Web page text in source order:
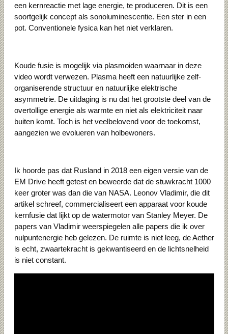
een kernreactie met lage energie, te produceren. Dit is een
soortgelijk concept als sonoluminescentie. Een ster in een
pot. Conventionele fysica kan het niet verklaren.
Koude fusie is mogelijk via plasmoiden waarnaar in deze
video wordt verwezen. Plasma heeft een natuurlijke zelf-
organiserende structuur en natuurlijke elektrische
asymmetrie. De uitdaging is nu dat het grootste deel van de
overtollige energie als warmte en niet als elektriciteit naar
buiten komt. Toch is het veelbelovend voor de toekomst,
aangezien we evolueren van holbewoners.
Ik hoorde pas dat Rusland in 2018 een eigen versie van de
EM Drive heeft getest en beweerde dat de stuwkracht 1000
keer groter was dan die van NASA. Leonov Vladimir, die dit
artikel schreef, commercialiseert een apparaat voor koude
kernfusie dat lijkt op de watermotor van Stanley Meyer. De
papers van Vladimir weerspiegelen alle papers die ik over
nulpuntenergie heb gelezen. De ruimte is niet leeg, de Aether
is echt, zwaartekracht is gekwantiseerd en de lichtsnelheid
is niet constant.